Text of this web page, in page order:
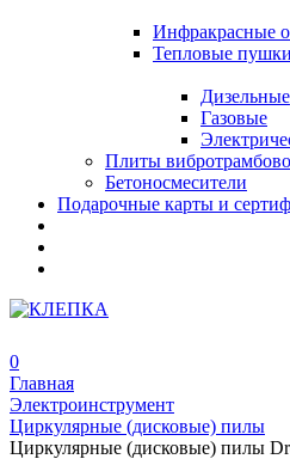
Инфракрасные
Тепловые пушки
Дизельные
Газовые
Плиты
Бетоносмесители
Подарочные карты и
0
Главная
Электроинструмент
Циркулярные (дисковые) пилы
Циркулярные (дисковые) пилы